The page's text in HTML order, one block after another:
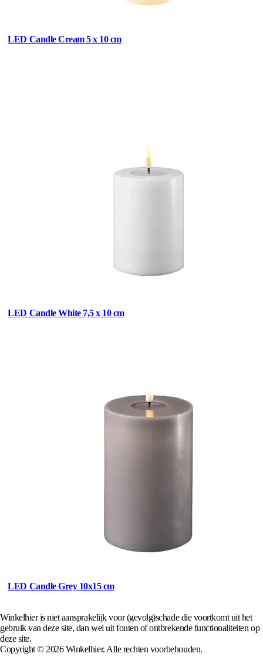
LED Candle Cream 5 x 10 cm
LED Candle White 7,5 x 10 cm
LED Candle Grey 10x15 cm
Winkelhier is niet aansprakelijk voor (gevolg)schade die voortkomt uit het
gebruik van deze site, dan wel uit fouten of ontbrekende functionaliteiten op
deze site.
Copyright © 2026 Winkelhier. Alle rechten voorbehouden.